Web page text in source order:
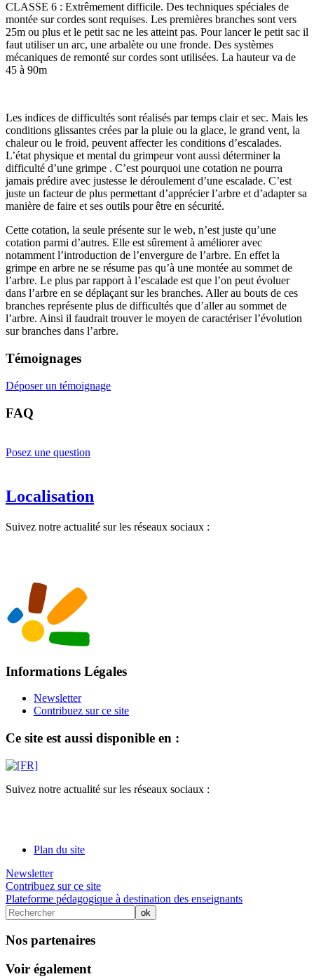
CLASSE 6 : Extrêmement difficile. Des techniques spéciales de
montée sur cordes sont requises. Les premières branches sont vers
25m ou plus et le petit sac ne les atteint pas. Pour lancer le petit sac il
faut utiliser un arc, une arbalète ou une fronde. Des systèmes
mécaniques de remonté sur cordes sont utilisées. La hauteur va de
45 à 90m
Les indices de difficultés sont réalisés par temps clair et sec. Mais les
conditions glissantes crées par la pluie ou la glace, le grand vent, la
chaleur ou le froid, peuvent affecter les conditions d’escalades.
L’état physique et mental du grimpeur vont aussi déterminer la
difficulté d’une grimpe . C’est pourquoi une cotation ne pourra
jamais prédire avec justesse le déroulement d’une escalade. C’est
juste un facteur de plus permettant d’apprécier l’arbre et d’adapter sa
manière de faire et ses outils pour être en sécurité.
Cette cotation, la seule présente sur le web, n’est juste qu’une
cotation parmi d’autres. Elle est sûrement à améliorer avec
notamment l’introduction de l’envergure de l’arbre. En effet la
grimpe en arbre ne se résume pas qu’à une montée au sommet de
l’arbre. Le plus par rapport à l’escalade est que l’on peut évoluer
dans l’arbre en se déplaçant sur les branches. Aller au bouts de ces
branches représente plus de difficultés que d’aller au sommet de
l’arbre. Ainsi il faudrait trouver le moyen de caractériser l’évolution
sur branches dans l’arbre.
Témoignages
Déposer un témoignage
FAQ
Posez une question
Localisation
Suivez notre actualité sur les réseaux sociaux :
Informations Légales
Newsletter
Contribuez sur ce site
Ce site est aussi disponible en :
Suivez notre actualité sur les réseaux sociaux :
Plan du site
Newsletter
Contribuez sur ce site
Plateforme pédagogique à destination des enseignants
Nos partenaires
Voir également